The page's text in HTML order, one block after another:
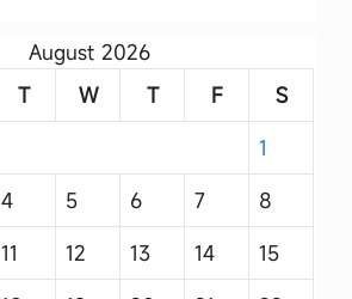
August 2026
T W T F
S
1
4 5 6 7
8
11 12 13 14
15